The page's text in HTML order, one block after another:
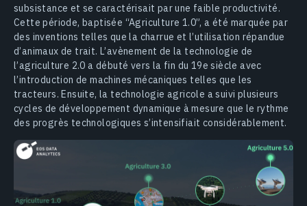
subsistance et se caractérisait par une faible productivité.
Cette période, baptisée “Agriculture 1.0”, a été marquée par
des inventions telles que la charrue et l’utilisation répandue
d’animaux de trait. L’avènement de la technologie de
l’agriculture 2.0 a débuté vers la fin du 19e siècle avec
l’introduction de machines mécaniques telles que les
tracteurs. Ensuite, la technologie agricole a suivi plusieurs
cycles de développement dynamique à mesure que le rythme
des progrès technologiques s’intensifiait considérablement.